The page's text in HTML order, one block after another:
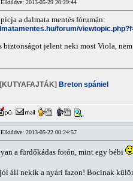
Elküldve: 2013-05-29 20:29:44
a dalmata mentés fórumán:
forum/
biztonságot jelent neki most Viola,
[KUTYAFAJTÁK] Breton spániel
Elküldve: 2013-05-22 00:24:57
a fürdőkádas fotón, mint egy bébi
áll nekik a nyári fazon! Bocinak